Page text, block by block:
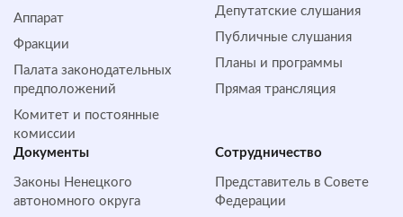
Аппарат
Фракции
Палата законодательных
предположений
Комитет и постоянные
комиссии
Депутатские слушания
Публичные слушания
Планы и программы
Прямая трансляция
Документы
Законы Ненецкого
автономного округа
Сотрудничество
Представитель в Совете
Федерации